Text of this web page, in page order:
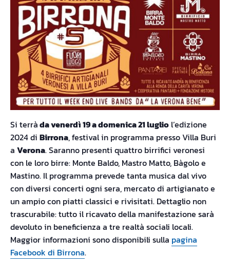
Si terràda venerdì 19 a domenica 21 luglio l’edizione
2024 di Birrona, festival in programma presso Villa Buri
a Verona. Saranno presenti quattro birrifici veronesi
con le loro birre: Monte Baldo, Mastro Matto, Bàgolo e
Mastino. Il programma prevede tanta musica dal vivo
con diversi concerti ogni sera, mercato di artigianato e
un ampio con piatti classici e rivisitati. Dettaglio non
trascurabile: tutto il ricavato della manifestazione sarà
devoluto in beneficienza a tre realtà sociali locali.
Maggior informazioni sono disponibili sulla pagina
Facebook di Birrona.